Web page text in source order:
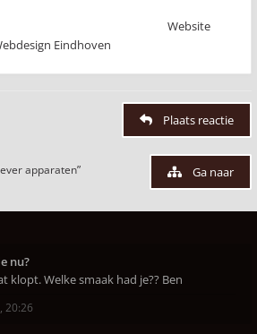
Website
Eindhoven
Plaats reactie
apparaten” Ga naar
nu?
klopt. Welke smaak had je?? Ben
20:26